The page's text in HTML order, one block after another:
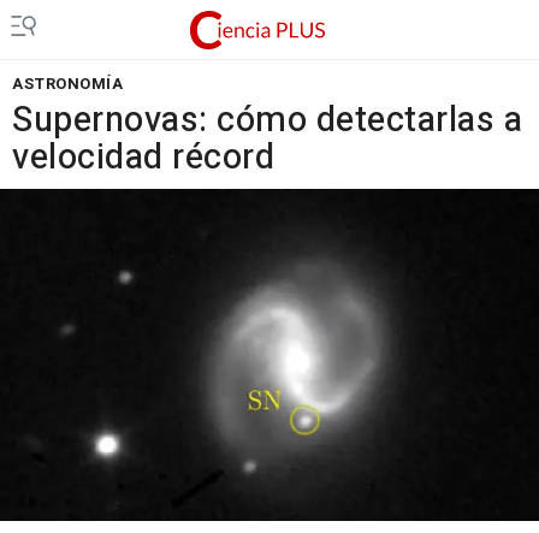
ASTRONOMÍA
Supernovas: cómo detectarlas a
velocidad récord